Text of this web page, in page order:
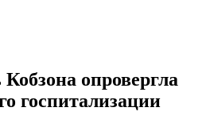
опровергла
госпитализации